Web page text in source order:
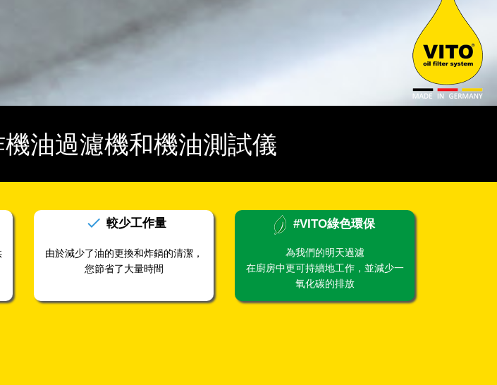
油過濾機和機油測試儀
check 較少工作量
由於減少了油的更換和炸鍋的清潔，
您節省了大量時間
#VITO綠色環保
為我們的明天過濾
在廚房中更可持續地工作，並減少一
氧化碳的排放